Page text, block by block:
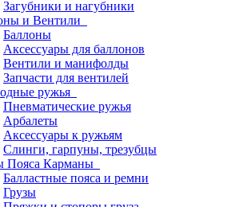
Загубники и нагубники
и Вентили
Баллоны
Аксессуары для баллонов
Вентили и манифолды
Запчасти для вентилей
ружья
Пневматические ружья
Арбалеты
Аксессуары к ружьям
Слинги, гарпуны, трезубцы
Пояса Карманы
Балластные пояса и ремни
Грузы